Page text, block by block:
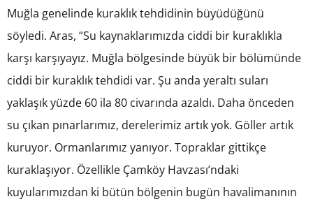
Muğla genelinde kuraklık tehdidinin büyüdüğünü
söyledi. Aras, “Su kaynaklarımızda ciddi bir kuraklıkla
karşı karşıyayız. Muğla bölgesinde büyük bir bölümünde
ciddi bir kuraklık tehdidi var. Şu anda yeraltı suları
yaklaşık yüzde 60 ila 80 civarında azaldı. Daha önceden
su çıkan pınarlarımız, derelerimiz artık yok. Göller artık
kuruyor. Ormanlarımız yanıyor. Topraklar gittikçe
kuraklaşıyor. Özellikle Çamköy Havzası’ndaki
kuyularımızdan ki bütün bölgenin bugün havalimanının